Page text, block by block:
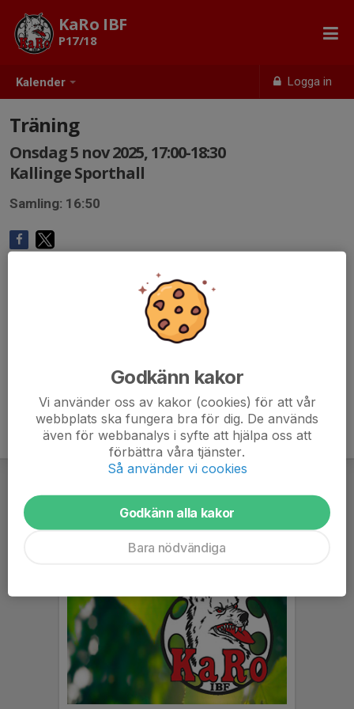
Kalender Logga in
KaRo IBF
P17/18
Träning
Onsdag 5 nov 2025, 17:00-18:30
Kallinge Sporthall
Samling: 16:50
Godkänn kakor
Vi använder oss av kakor (cookies) för att vår
webbplats ska fungera bra för dig. De används
även för webbanalys i syfte att hjälpa oss att
förbättra våra tjänster.
Så använder vi cookies
Godkänn alla kakor
Bara nödvändiga